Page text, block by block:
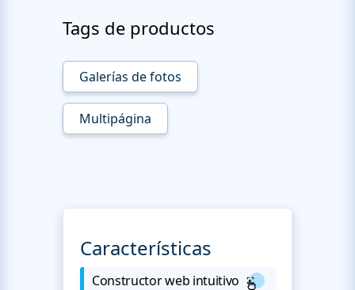
Tags de productos
Galerías de fotos
Multipágina
Características
Constructor web intuitivo